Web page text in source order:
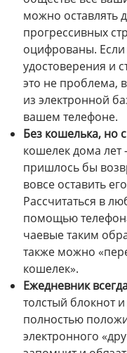
можно оставлять
прогрессивных
оцифрованы. Если
удостоверения и
это не проблема,
из электронной
вашем телефоне.
Без кошелька, но
кошелек дома лет
пришлось бы
вовсе оставить
Рассчитаться в
помощью
чаевые таким
также можно
кошелек».
Ежедневник
толстый блокнот
полностью
электронного